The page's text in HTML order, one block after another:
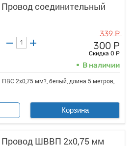
Провод соединительный
339 Р
300 Р
Скидка 0 Р
В наличии
2x0,75 мм?, белый, длина 5 метров,
Корзина
Провод ШВВП 2х0,75 мм